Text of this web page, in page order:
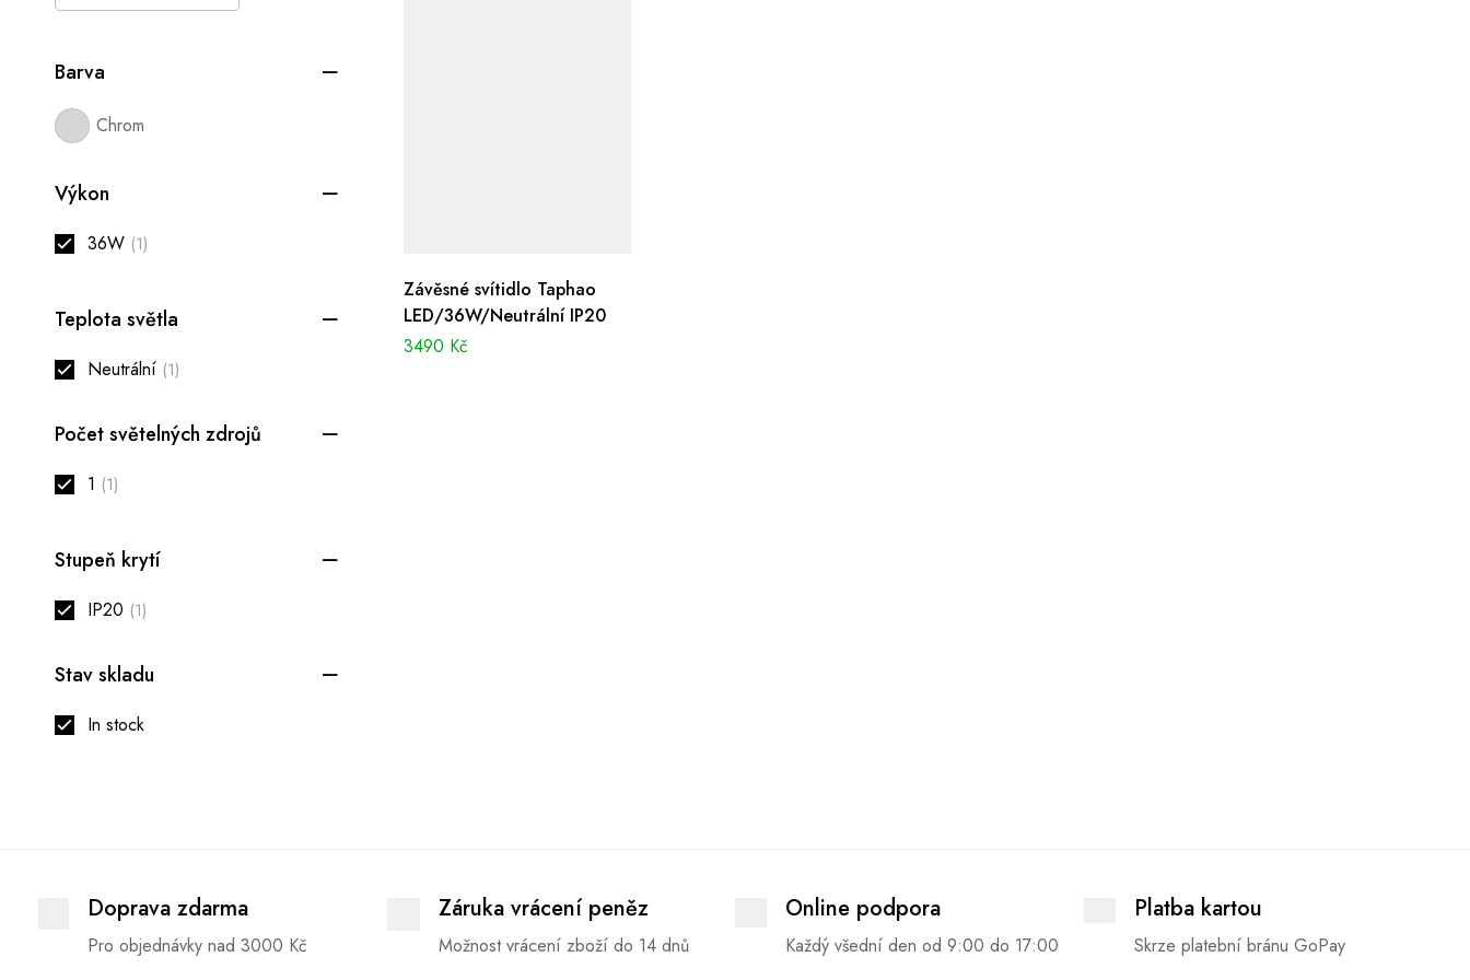
Barva
Chrom
Výkon
36W (1)
Teplota světla
Neutrální (1)
Počet světelných zdrojů
1 (1)
Stupeň krytí
IP20 (1)
Stav skladu
In stock
Závěsné svítidlo Taphao
LED/36W/Neutrální IP20
3490 Kč
Doprava zdarma
Pro objednávky nad 3000 Kč
Záruka vrácení peněz
Možnost vrácení zboží do 14 dnů
Online podpora
Každý všední den od 9:00 do 17:00
Platba kartou
Skrze platební bránu GoPay